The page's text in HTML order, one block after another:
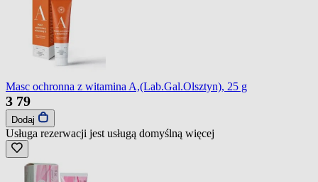
Masc ochronna z witamina A,(Lab.Gal.Olsztyn), 25 g
3 79
Dodaj
Usługa rezerwacji jest usługą domyślną więcej